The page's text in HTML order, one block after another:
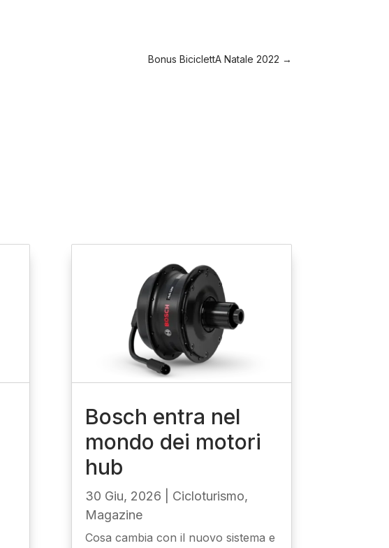
Bonus BiciclettA Natale 2022 →
Bosch entra nel
mondo dei motori
hub
30 Giu, 2026 Cicloturismo,
Magazine
Cosa cambia con il nuovo sistema e